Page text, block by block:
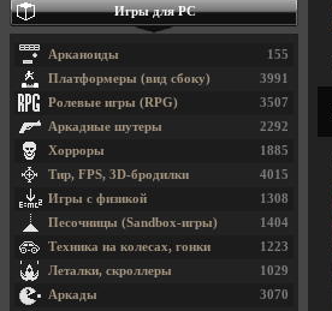
Игры для PC
155
Арканоиды
3991
Платформеры (вид сбоку)
3507
Ролевые игры (RPG)
2292
Аркадные шутеры
1885
Хорроры
4015
Тир, FPS, 3D-бродилки
1308
Игры с физикой
1404
Песочницы (Sandbox-игры)
1223
Техника на колесах, гонки
1029
Леталки, скроллеры
3070
Аркады